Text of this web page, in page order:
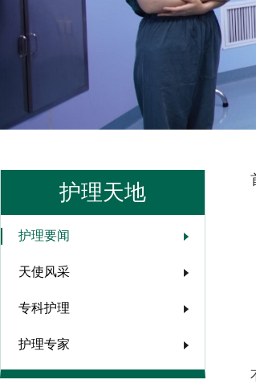
护理天地
护理要闻
天使风采
专科护理
护理专家